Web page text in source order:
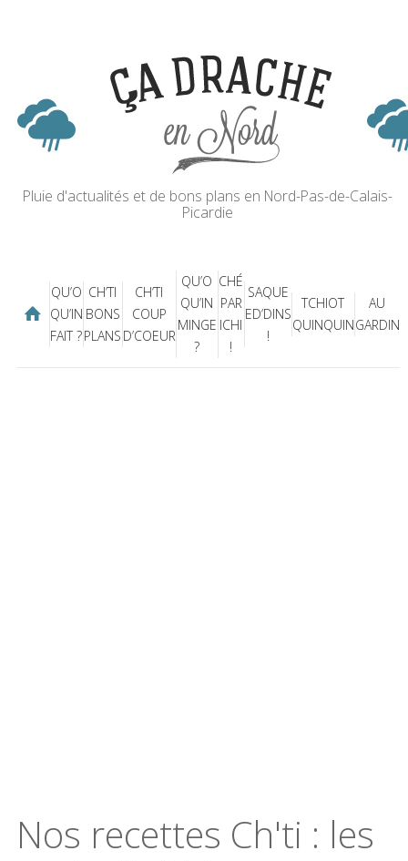
Pluie d'actualités et de bons plans en Nord-Pas-de-Calais-
Picardie
QU’O
QU’IN
FAIT ?
CH’TI
BONS
PLANS
CH’TI
COUP
D’COEUR
QU’O
QU’IN
MINGE
?
CHÉ
PAR
ICHI
!
SAQUE
ED’DINS
!
TCHIOT
QUINQUIN
AU
GARDIN
Nos recettes Ch'ti : les